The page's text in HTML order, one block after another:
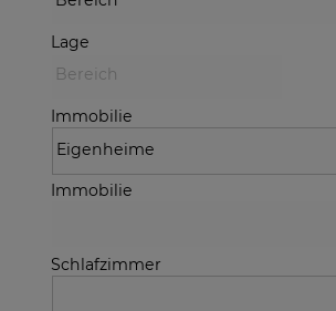
Lage
Immobilie
Immobilie
Schlafzimmer